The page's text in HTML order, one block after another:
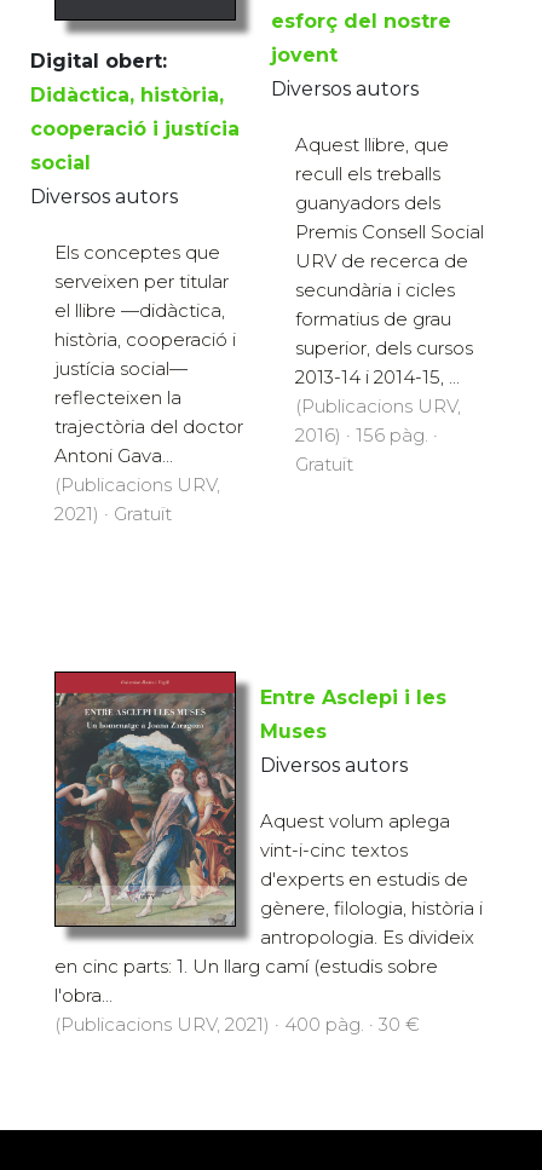
Digital obert:
Didàctica, història,
cooperació i justícia
social
Diversos autors
Els conceptes que
serveixen per titular
el llibre ­—didàctica,
història, cooperació i
justícia social—
reflecteixen la
trajectòria del doctor
Antoni Gava...
(Publicacions URV,
2021) · Gratuït
esforç del nostre
jovent
Diversos autors
Aquest llibre, que
recull els treballs
guanyadors dels
Premis Consell Social
URV de recerca de
secundària i cicles
formatius de grau
superior, dels cursos
2013-14 i 2014-15, ...
(Publicacions URV,
2016) · 156 pàg. ·
Gratuït
Entre Asclepi i les
Muses
Diversos autors
Aquest volum aplega
vint-i-cinc textos
d'experts en estudis de
gènere, filologia, història i
antropologia. Es divideix
en cinc parts: 1. Un llarg camí (estudis sobre
l'obra...
(Publicacions URV, 2021) · 400 pàg. · 30 €